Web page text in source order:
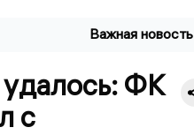
Важная новость
удалось: ФК
с